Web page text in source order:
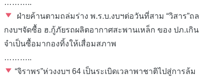
………..
ฝ่ายค้านตามถล่มร่าง พ.ร.บ.งบฯต่อวันที่สาม “วิสาร”ถล
กงบฯจัดซื้อ ฮ.กู้ภัยรถผลิตอากาศสะพานเหล็ก ของ ปภ.เกิน
จำเป็นซื้อมากองทิ้งให้เสื่อมสภาพ
………..
“จิราพร”ห่วงงบฯ 64 เป็นระเบิดเวลาพาชาติไปสู่การล้ม